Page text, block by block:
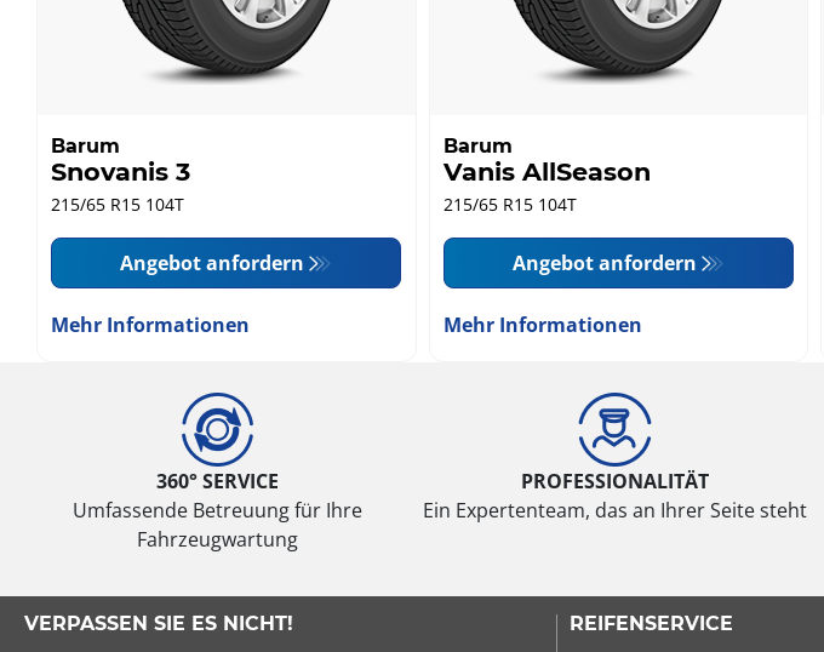
Barum
Snovanis 3
215/65 R15 104T
Angebot anfordern
Mehr Informationen
Barum
Vanis AllSeason
215/65 R15 104T
Angebot anfordern
Mehr Informationen
360° SERVICE
Umfassende Betreuung für Ihre
Fahrzeugwartung
PROFESSIONALITÄT
Ein Expertenteam, das an Ihrer Seite steht
VERPASSEN SIE ES NICHT!
REIFENSERVICE